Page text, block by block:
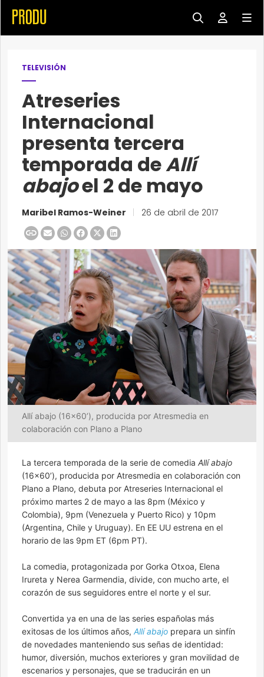
TELEVISIÓN
Atreseries
Internacional
presenta tercera
temporada deAllí
abajoel 2 de mayo
Maribel Ramos-Weiner 26 de abril de 2017
Allí abajo (16x60’), producida por Atresmedia en
colaboración con Plano a Plano
La tercera temporada de la serie de comedia Allí abajo
(16×60’), producida por Atresmedia en colaboración con
Plano a Plano, debuta por Atreseries Internacional el
próximo martes 2 de mayo a las 8pm (México y
Colombia), 9pm (Venezuela y Puerto Rico) y 10pm
(Argentina, Chile y Uruguay). En EE UU estrena en el
horario de las 9pm ET (6pm PT).
La comedia, protagonizada por Gorka Otxoa, Elena
Irureta y Nerea Garmendia, divide, con mucho arte, el
corazón de sus seguidores entre el norte y el sur.
Convertida ya en una de las series españolas más
exitosas de los últimos años, Allí abajo prepara un sinfín
de novedades manteniendo sus señas de identidad:
humor, diversión, muchos exteriores y gran movilidad de
escenarios y personajes, que se traducirán en un